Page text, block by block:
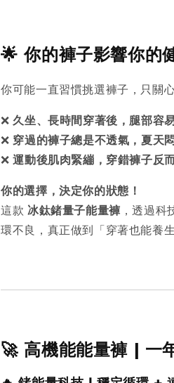
🌟 你的褲子影響你的
你可能一直習慣挑選褲子，只關
❌久坐、長時間穿著後，腿部容
❌穿過的褲子總是不透氣，夏天
❌運動後肌肉緊繃，穿錯褲子反
你的選擇，決定你的狀態！
這款 冰鈦鍺量子能量褲 ，透過
環不良，真正做到「穿著也能養生
🚀 高機能能量褲 | 一